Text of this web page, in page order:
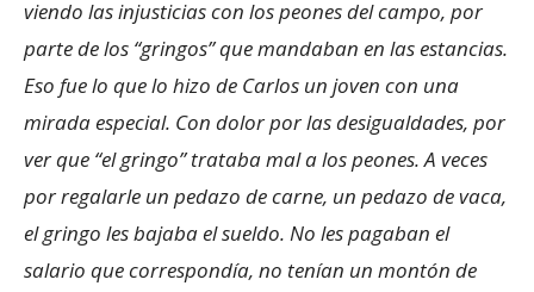
viendo las injusticias con los peones del campo, por
parte de los “gringos” que mandaban en las estancias.
Eso fue lo que lo hizo de Carlos un joven con una
mirada especial. Con dolor por las desigualdades, por
ver que “el gringo” trataba mal a los peones. A veces
por regalarle un pedazo de carne, un pedazo de vaca,
el gringo les bajaba el sueldo. No les pagaban el
salario que correspondía, no tenían un montón de